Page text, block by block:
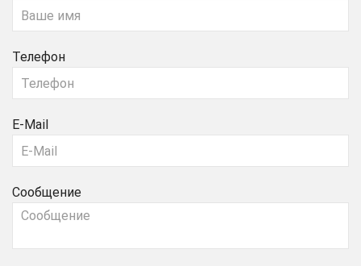
Телефон
E-Mail
Сообщение